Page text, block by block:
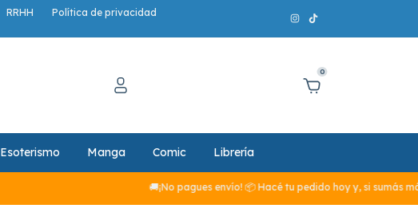
RRHH
Política de privacidad
0
Esoterismo Manga Comic Librería
🚚¡No pagues envío! 📦 Hacé tu pedido hoy y, si sumás más de